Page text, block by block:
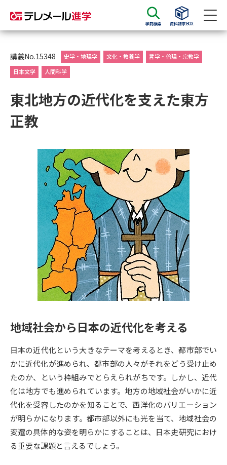
学問検索 資料請求BOX
資料請求 資料検索
大学・短大の資料種類から請求
大学パンフ
集要項＆願書
募集要項＆願書
過去問題集
大学・短大以外の資料から請求
専門学校の資料請求 大学院の資料請求
留学・進学関連、塾・予備校
大学入学共通テスト「受験案
内」の請求
大学入学共通テスト「受験上の
配慮案内」の請求
高等学校卒業程度認定試験
高等学校（情報）教員資格認定
大学研究 大学検索
大学で学べる内容や特徴を調べる
新増設大学・学部・学科特集
講義No.15348 史学・地理学 文化・教養学
哲学・倫理・宗教学
日本文学
人間科学
東北地方の近代化を支えた東方
正教
地域社会から日本の近代化を考える
日本の近代化という大きなテーマを考えるとき、都市部でい
かに近代化が進められ、都市部の人々がそれをどう受け止め
たのか、という枠組みでとらえられがちです。しかし、近代
化は地方でも進められています。地方の地域社会がいかに近
代化を受容したのかを知ることで、西洋化のバリエーション
が明らかになります。都市部以外にも光を当て、地域社会の
変遷の具体的な姿を明らかにすることは、日本史研究におけ
る重要な課題と言えるでしょう。